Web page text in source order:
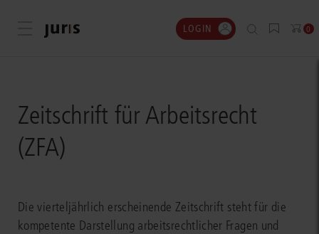
Menü öffnen LOGIN 0
Zeitschrift für Arbeitsrecht
(ZFA)
Die vierteljährlich erscheinende Zeitschrift steht für die
kompetente Darstellung arbeitsrechtlicher Fragen und